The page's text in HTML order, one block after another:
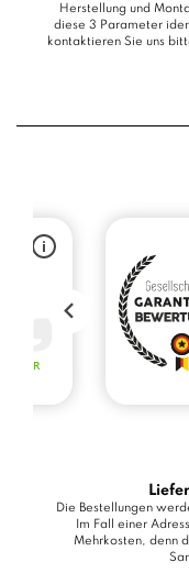
Herstellung und
diese 3 Parameter
kontaktieren Sie uns
Die Bestellungen
Im Fall einer
Mehrkosten, denn